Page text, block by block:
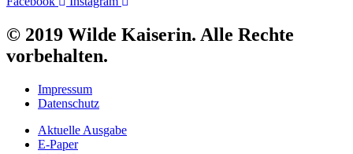
© 2019 Wilde Kaiserin. Alle Rechte
vorbehalten.
Impressum
Datenschutz
Aktuelle Ausgabe
E-Paper